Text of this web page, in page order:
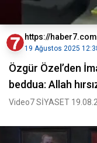
https://haber7.com
19 Ağustos 2025
Özgür Özel’den
beddua: Allah
Video7 SİYASET